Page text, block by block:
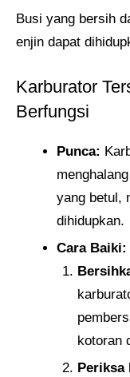
Busi yang bersih
enjin dapat
Karburator
Berfungsi
Punca:
yang betul,
dihidupkan.
Cara Baiki:
kotoran
Periksa